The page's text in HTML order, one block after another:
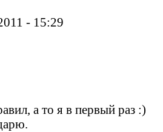
- 15:29
а то я в первый раз :)